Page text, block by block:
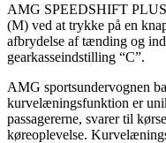
AMG SPEEDSHIFT PLUS
(M) ved at trykke på en
afbrydelse af tænding og
gearkasseindstilling “C”.
AMG sportsundervognen
kurvelæningsfunktion er
passagererne, svarer til
køreoplevelse.